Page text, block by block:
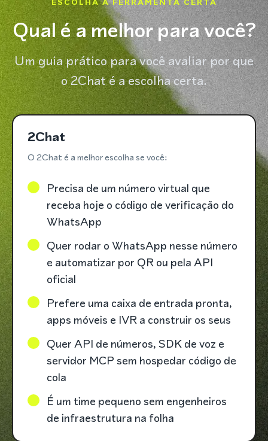
ESCOLHA A FERRAMENTA CERTA
Qual é a melhor para você?
Um guia prático para você avaliar por que
o 2Chat é a escolha certa.
2Chat
O 2Chat é a melhor escolha se você:
Precisa de um número virtual que
receba hoje o código de verificação do
WhatsApp
Quer rodar o WhatsApp nesse número
e automatizar por QR ou pela API
oficial
Prefere uma caixa de entrada pronta,
apps móveis e IVR a construir os seus
Quer API de números, SDK de voz e
servidor MCP sem hospedar código de
cola
É um time pequeno sem engenheiros
de infraestrutura na folha